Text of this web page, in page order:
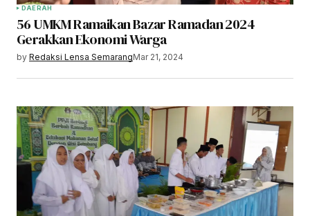
DAERAH
56 UMKM Ramaikan Bazar Ramadan 2024
Gerakkan Ekonomi Warga
by Redaksi Lensa SemarangMar 21, 2024